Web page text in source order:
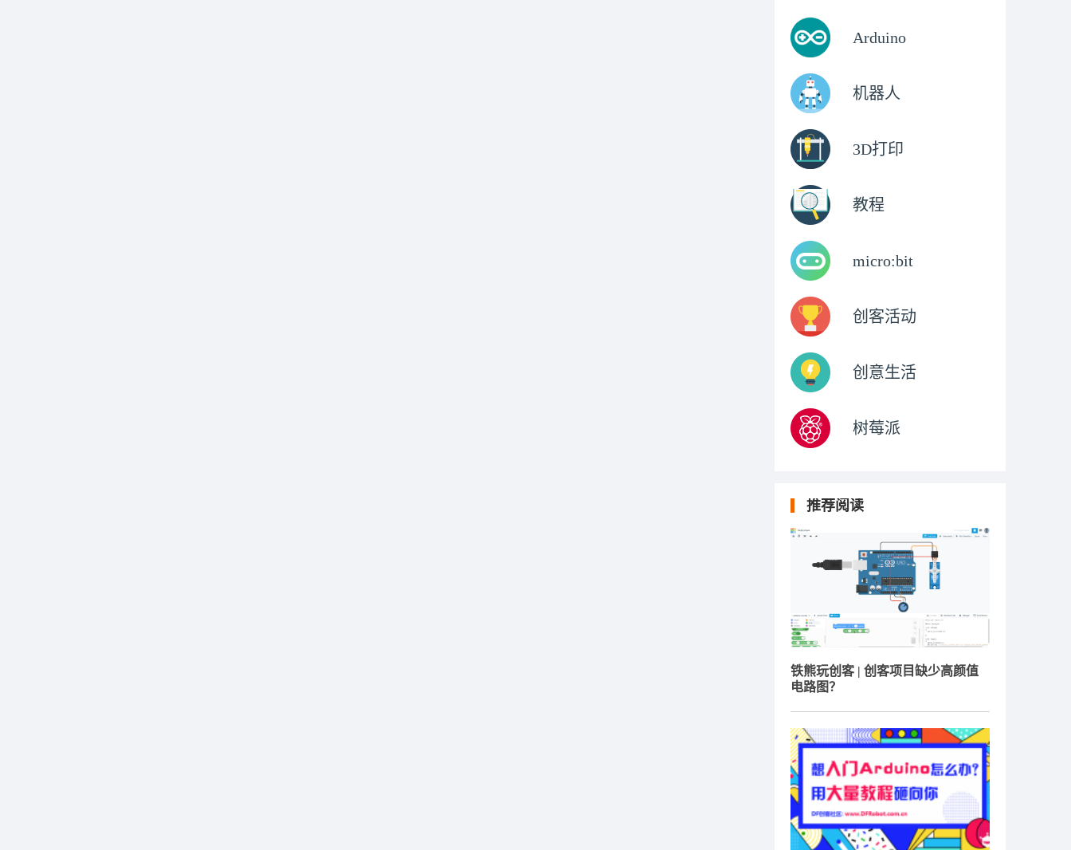
Arduino
机器人
3D打印
教程
micro:bit
创客活动
创意生活
树莓派
推荐阅读
铁熊玩创客 | 创客项目缺少高颜值
电路图？